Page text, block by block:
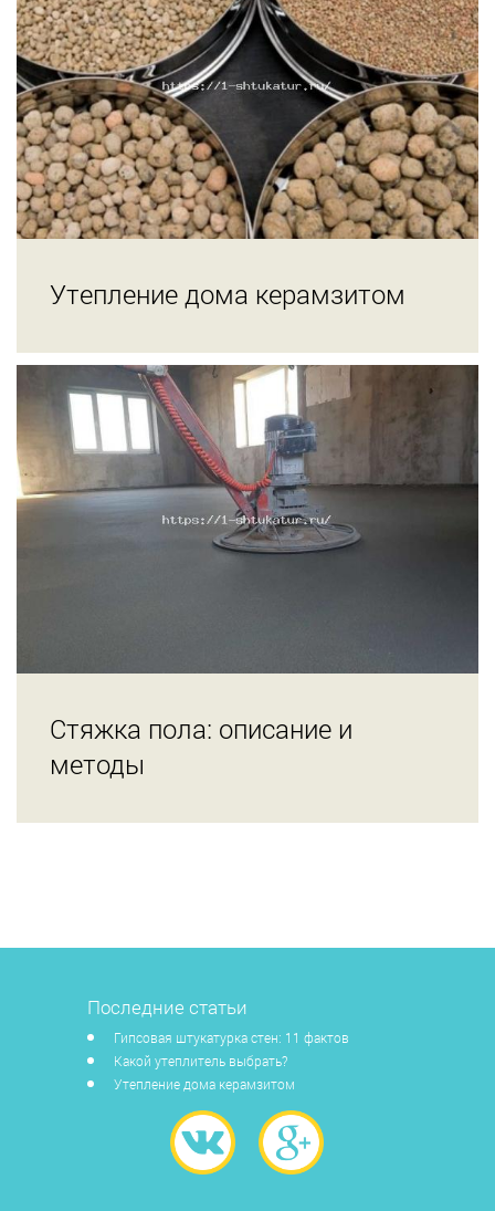
Утепление дома керамзитом
Стяжка пола: описание и
методы
Последние статьи
Гипсовая штукатурка стен: 11 фактов
Какой утеплитель выбрать?
Утепление дома керамзитом